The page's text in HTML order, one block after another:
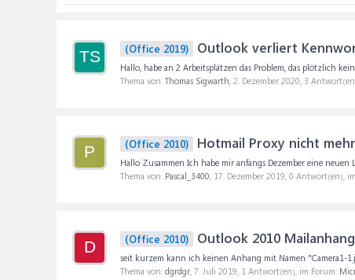
TS (Office 2019) Outlook verliert
Hallo, habe an 2 Arbeitsplätzen das Problem, das plötzlich
Thema von: Thomas Sigwarth, 2. Dezember 2020, 3
P (Office 2010) Hotmail Proxy nicht
Hallo Zusammen Ich habe mir anfangs Dezember eine
Thema von: Pascal_3400, 17. Dezember 2019, 0 Antwort(en),
D (Office 2010) Outlook 2010
seit kurzem kann ich keinen Anhang mit Namen "Camera1-
Thema von: dgrdgr, 7. Juli 2019, 1 Antwort(en), im Forum: